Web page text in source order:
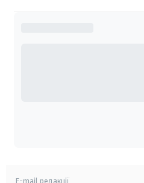
E-mail редакції